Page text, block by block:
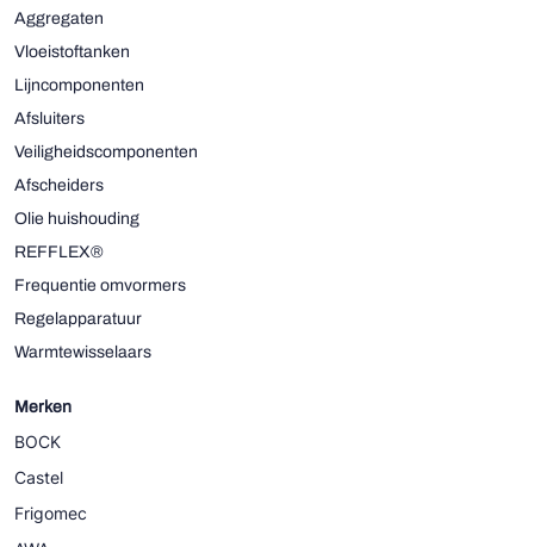
Aggregaten
Vloeistoftanken
Lijncomponenten
Afsluiters
Veiligheidscomponenten
Afscheiders
Olie huishouding
REFFLEX®
Frequentie omvormers
Regelapparatuur
Warmtewisselaars
Merken
BOCK
Castel
Frigomec